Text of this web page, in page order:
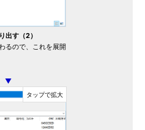
出す（2）
るので、これを展開
▼